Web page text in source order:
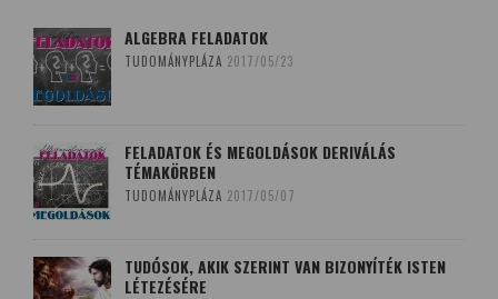
ALGEBRA FELADATOK
TUDOMÁNYPLÁZA 2017/05/23
FELADATOK ÉS MEGOLDÁSOK DERIVÁLÁS
TÉMAKÖRBEN
TUDOMÁNYPLÁZA 2017/05/07
TUDÓSOK, AKIK SZERINT VAN BIZONYÍTÉK ISTEN
LÉTEZÉSÉRE